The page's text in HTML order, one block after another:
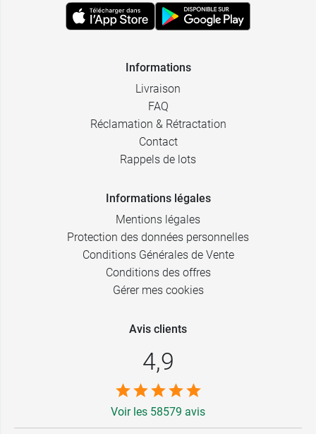
Informations
Livraison
FAQ
Réclamation & Rétractation
Contact
Rappels de lots
Informations légales
Mentions légales
Protection des données personnelles
Conditions Générales de Vente
Conditions des offres
Gérer mes cookies
Avis clients
4,9
Voir les 58579 avis